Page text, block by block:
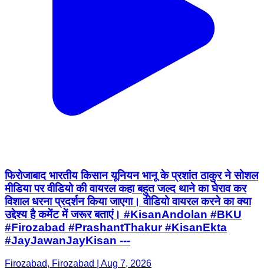
फिरोजाबाद भारतीय किसान यूनियन भानू के प्रशांत ठाकुर ने सोशल
मीडिया पर वीडियो की वायरल कहा बहुत जल्द थाने का घेराव कर
विशाल धरना प्रदर्शन किया जाएगा। वीडियो वायरल करने का क्या
उद्देश्य है कमेंट में जरूर बताएं। #KisanAndolan #BKU
#Firozabad #PrashantThakur #KisanEkta
#JayJawanJayKisan ---
Firozabad, Firozabad | Aug 7, 2026